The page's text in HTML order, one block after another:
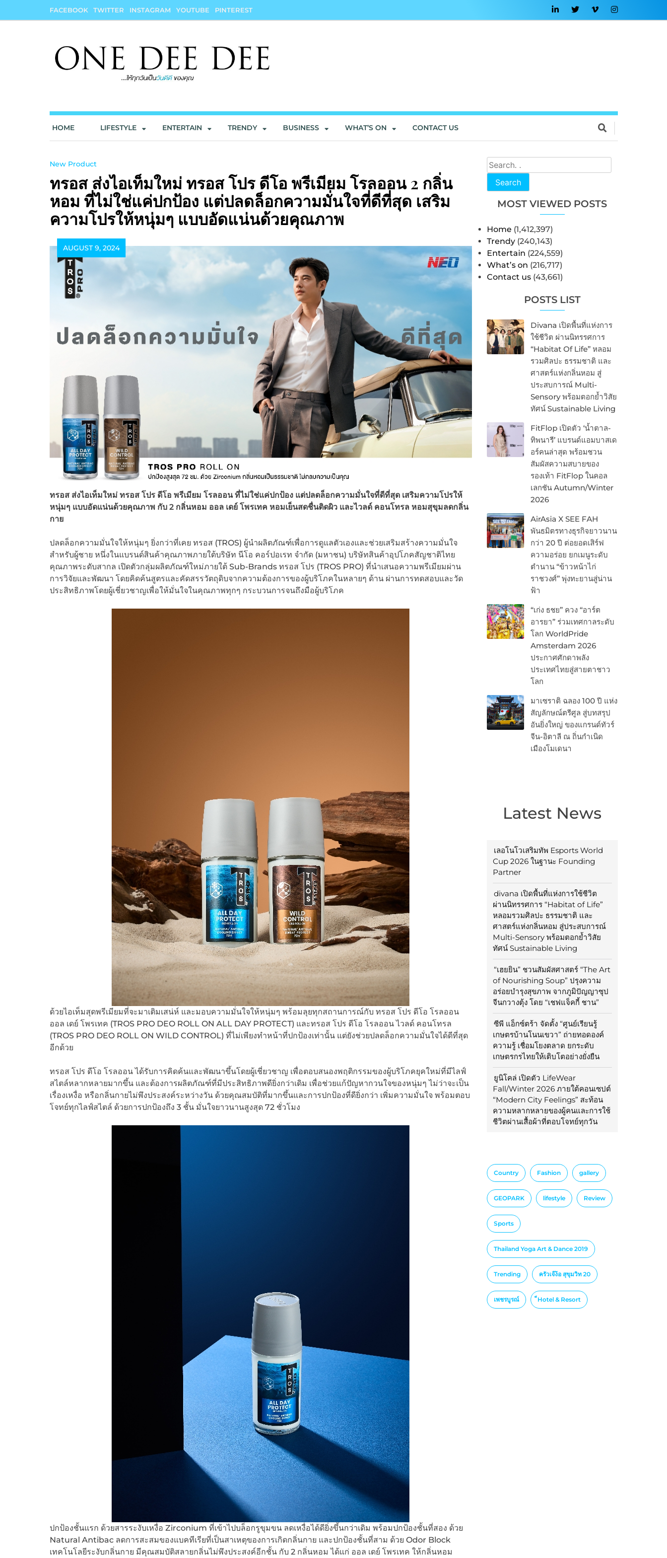
FACEBOOK TWITTER INSTAGRAM YOUTUBE PINTEREST
HOME LIFESTYLE ENTERTAIN TRENDY BUSINESS WHAT’S ON CONTACT US
Search
MOST VIEWED POSTS
Home (1,412,397)
Trendy (240,143)
Entertain (224,559)
What’s on (216,717)
Contact us (43,661)
POSTS LIST
Divana เปิดพื้นที่แห่งการ
ใช้ชีวิต ผ่านนิทรรศการ
“Habitat Of Life” หลอม
รวมศิลปะ ธรรมชาติ และ
ศาสตร์แห่งกลิ่นหอม สู่
ประสบการณ์ Multi-
Sensory พร้อมตอกย้ำวิสัย
ทัศน์ Sustainable Living
FitFlop เปิดตัว ‘น้ำตาล-
ทิพนารี’ แบรนด์แอมบาสเด
อร์คนล่าสุด พร้อมชวน
สัมผัสความสบายของ
รองเท้า FitFlop ในคอล
เลกชัน Autumn/Winter
2026
AirAsia X SEE FAH
พันธมิตรทางธุรกิจยาวนาน
กว่า 20 ปี ต่อยอดเสิร์ฟ
ความอร่อย ยกเมนูระดับ
ตำนาน “ข้าวหน้าไก่
ราชวงศ์” พุ่งทะยานสู่น่าน
ฟ้า
“เก่ง ธชย” ควง “อาร์ต
อารยา” ร่วมเทศกาลระดับ
โลก WorldPride
Amsterdam 2026
ประกาศศักดาพลัง
ประเทศไทยสู่สายตาชาว
โลก
มาเซราติ ฉลอง 100 ปี แห่ง
สัญลักษณ์ตรีศูล สู่บทสรุป
อันยิ่งใหญ่ ของแกรนด์ทัวร์
จีน-อิตาลี ณ ถิ่นกำเนิด
เมืองโมเดนา
Latest News
เลอโนโวเสริมทัพ Esports World
Cup 2026 ในฐานะ Founding
Partner
divana เปิดพื้นที่แห่งการใช้ชีวิต
ผ่านนิทรรศการ “Habitat of Life”
หลอมรวมศิลปะ ธรรมชาติ และ
ศาสตร์แห่งกลิ่นหอม สู่ประสบการณ์
Multi-Sensory พร้อมตอกย้ำวิสัย
ทัศน์ Sustainable Living
“เฮยยิน” ชวนสัมผัสศาสตร์ “The Art
of Nourishing Soup” ปรุงความ
อร่อยบำรุงสุขภาพ จากภูมิปัญญาซุป
จีนกวางตุ้ง โดย “เชฟแจ็คกี้ ชาน”
ซีพี แอ็กซ์ตร้า จัดตั้ง “ศูนย์เรียนรู้
เกษตรบ้านโนนเขวา” ถ่ายทอดองค์
ความรู้ เชื่อมโยงตลาด ยกระดับ
เกษตรกรไทยให้เติบโตอย่างยั่งยืน
ยูนิโคล่ เปิดตัว LifeWear
Fall/Winter 2026 ภายใต้คอนเซปต์
“Modern City Feelings” สะท้อน
ความหลากหลายของผู้คนและการใช้
ชีวิตผ่านเสื้อผ้าที่ตอบโจทย์ทุกวัน
Country Fashion gallery
GEOPARK lifestyle Review
Sports
Thailand Yoga Art & Dance 2019
Trending ครัวเจ๊ง้อ สุขุมวิท 20
เพชรบูรณ์ ็Hotel & Resort
New Product
ทรอส ส่งไอเท็มใหม่ ทรอส โปร ดีโอ พรีเมียม โรลออน 2 กลิ่น
หอม ที่ไม่ใช่แค่ปกป้อง แต่ปลดล็อกความมั่นใจที่ดีที่สุด เสริม
ความโปรให้หนุ่มๆ แบบอัดแน่นด้วยคุณภาพ
AUGUST 9, 2024
ทรอส ส่งไอเท็มใหม่ ทรอส โปร ดีโอ พรีเมียม โรลออน ที่ไม่ใช่แค่ปกป้อง แต่ปลดล็อกความมั่นใจที่ดีที่สุด เสริมความโปรให้
หนุ่มๆ แบบอัดแน่นด้วยคุณภาพ กับ 2 กลิ่นหอม ออล เดย์ โพรเทค หอมเย็นสดชื่นติดผิว และไวลด์ คอนโทรล หอมสุขุมลดกลิ่น
กาย
ปลดล็อกความมั่นใจให้หนุ่มๆ ยิ่งกว่าที่เคย ทรอส (TROS) ผู้นำผลิตภัณฑ์เพื่อการดูแลตัวเองและช่วยเสริมสร้างความมั่นใจ
สำหรับผู้ชาย หนึ่งในแบรนด์สินค้าคุณภาพภายใต้บริษัท นีโอ คอร์ปอเรท จำกัด (มหาชน) บริษัทสินค้าอุปโภคสัญชาติไทย
คุณภาพระดับสากล เปิดตัวกลุ่มผลิตภัณฑ์ใหม่ภายใต้ Sub-Brands ทรอส โปร (TROS PRO) ที่นำเสนอความพรีเมียมผ่าน
การวิจัยและพัฒนา โดยคิดค้นสูตรและคัดสรรวัตถุดิบจากความต้องการของผู้บริโภคในหลายๆ ด้าน ผ่านการทดสอบและวัด
ประสิทธิภาพโดยผู้เชี่ยวชาญเพื่อให้มั่นใจในคุณภาพทุกๆ กระบวนการจนถึงมือผู้บริโภค
ด้วยไอเท็มสุดพรีเมียมที่จะมาเติมเสน่ห์ และมอบความมั่นใจให้หนุ่มๆ พร้อมลุยทุกสถานการณ์กับ ทรอส โปร ดีโอ โรลออน
ออล เดย์ โพรเทค (TROS PRO DEO ROLL ON ALL DAY PROTECT) และทรอส โปร ดีโอ โรลออน ไวลด์ คอนโทรล
(TROS PRO DEO ROLL ON WILD CONTROL) ที่ไม่เพียงทำหน้าที่ปกป้องเท่านั้น แต่ยังช่วยปลดล็อกความมั่นใจได้ดีที่สุด
อีกด้วย
ทรอส โปร ดีโอ โรลออน ได้รับการคิดค้นและพัฒนาขึ้นโดยผู้เชี่ยวชาญ เพื่อตอบสนองพฤติกรรมของผู้บริโภคยุคใหม่ที่มีไลฟ์
สไตล์หลากหลายมากขึ้น และต้องการผลิตภัณฑ์ที่มีประสิทธิภาพดียิ่งกว่าเดิม เพื่อช่วยแก้ปัญหากวนใจของหนุ่มๆ ไม่ว่าจะเป็น
เรื่องเหงื่อ หรือกลิ่นกายไม่พึงประสงค์ระหว่างวัน ด้วยคุณสมบัติที่มากขึ้นและการปกป้องที่ดียิ่งกว่า เพิ่มความมั่นใจ พร้อมตอบ
โจทย์ทุกไลฟ์สไตล์ ด้วยการปกป้องถึง 3 ชั้น มั่นใจยาวนานสูงสุด 72 ชั่วโมง
ปกป้องชั้นแรก ด้วยสารระงับเหงื่อ Zirconium ที่เข้าไปบล็อกรูขุมขน ลดเหงื่อได้ดียิ่งขึ้นกว่าเดิม พร้อมปกป้องชั้นที่สอง ด้วย
Natural Antibac ลดการสะสมของแบคทีเรียที่เป็นสาเหตุของการเกิดกลิ่นกาย และปกป้องชั้นที่สาม ด้วย Odor Block
เทคโนโลยีระงับกลิ่นกาย มีคุณสมบัติสลายกลิ่นไม่พึงประสงค์อีกชั้น กับ 2 กลิ่นหอม ได้แก่ ออล เดย์ โพรเทค ให้กลิ่นหอม